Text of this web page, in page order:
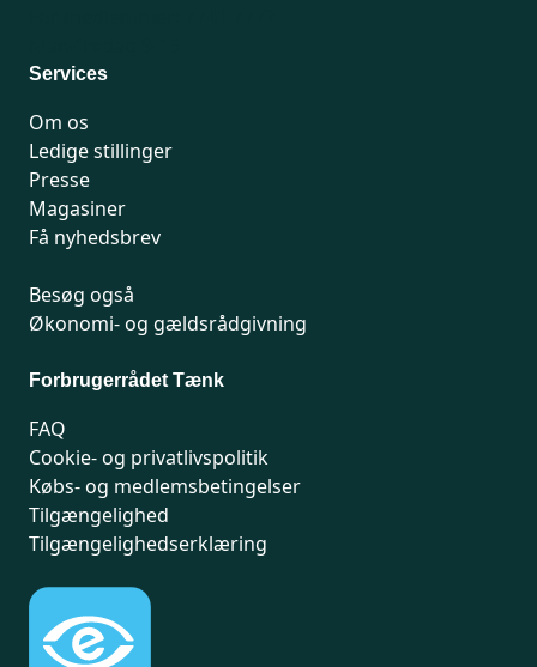
Services
Om os
Ledige stillinger
Presse
Magasiner
Få nyhedsbrev
Besøg også
Økonomi- og gældsrådgivning
Forbrugerrådet Tænk
FAQ
Cookie- og privatlivspolitik
Købs- og medlemsbetingelser
Tilgængelighed
Tilgængelighedserklæring